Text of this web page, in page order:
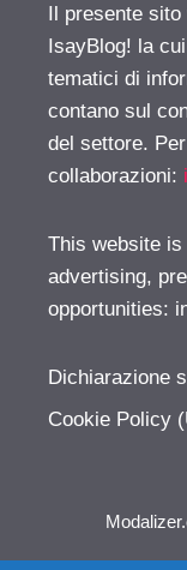
Il presente sito
IsayBlog! la
tematici di
contano sul
del settore.
collaborazioni:
This website
advertising,
opportunities:
Dichiarazione
Cookie Policy